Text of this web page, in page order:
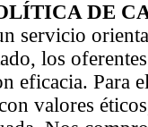
DE
servicio
los
eficacia. Para
valores